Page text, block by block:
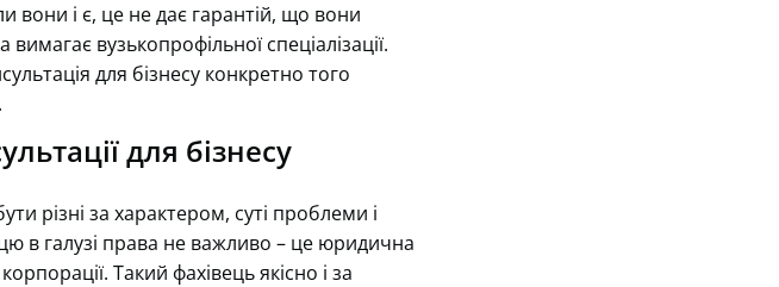
вони і є, це не дає гарантій, що вони
вузькопрофільної спеціалізації.
для бізнесу конкретно того
для бізнесу
різні за характером, суті проблеми і
в галузі права не важливо – це юридична
Такий фахівець якісно і за